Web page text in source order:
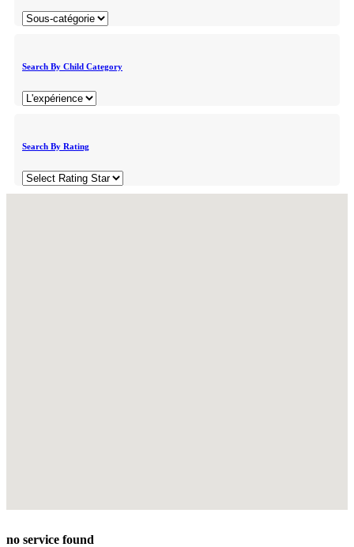
Search By Child Category
Search By Rating
no service found